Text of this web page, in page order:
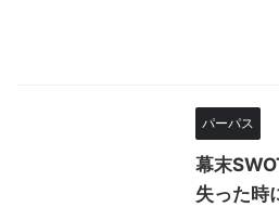
パーパス
幕末
失った時